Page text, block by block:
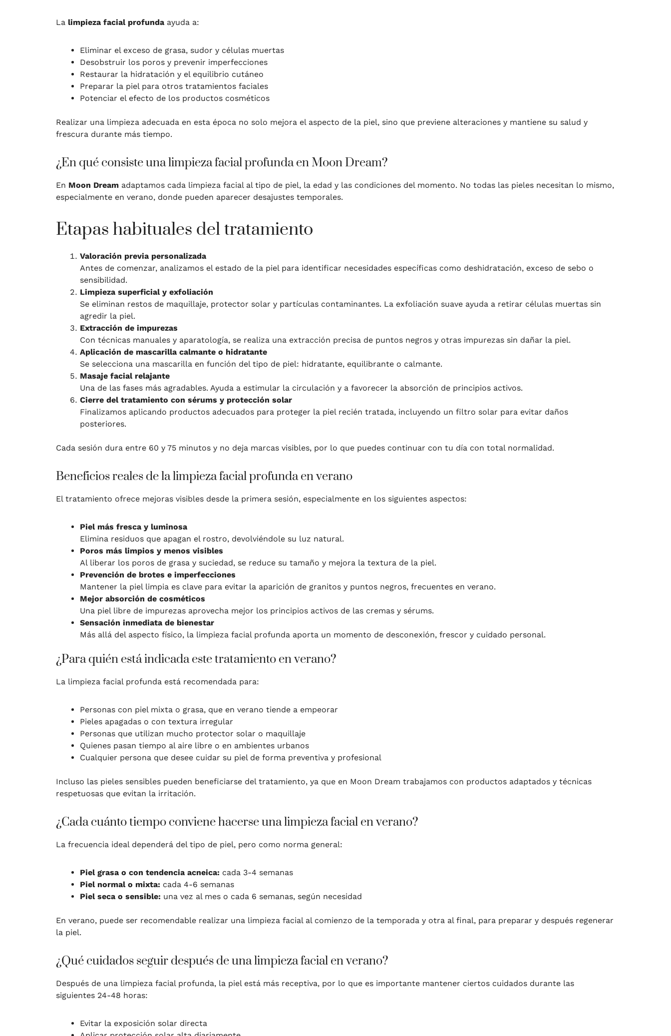
La limpieza facial profunda ayuda a:
Eliminar el exceso de grasa, sudor y células muertas
Desobstruir los poros y prevenir imperfecciones
Restaurar la hidratación y el equilibrio cutáneo
Preparar la piel para otros tratamientos faciales
Potenciar el efecto de los productos cosméticos
Realizar una limpieza adecuada en esta época no solo mejora el aspecto de la piel, sino que previene alteraciones y mantiene su salud y
frescura durante más tiempo.
¿En qué consiste una limpieza facial profunda en Moon Dream?
En Moon Dream adaptamos cada limpieza facial al tipo de piel, la edad y las condiciones del momento. No todas las pieles necesitan lo mismo,
especialmente en verano, donde pueden aparecer desajustes temporales.
Etapas habituales del tratamiento
Valoración previa personalizada
Antes de comenzar, analizamos el estado de la piel para identificar necesidades específicas como deshidratación, exceso de sebo o
sensibilidad.
Limpieza superficial y exfoliación
Se eliminan restos de maquillaje, protector solar y partículas contaminantes. La exfoliación suave ayuda a retirar células muertas sin
agredir la piel.
Extracción de impurezas
Con técnicas manuales y aparatología, se realiza una extracción precisa de puntos negros y otras impurezas sin dañar la piel.
Aplicación de mascarilla calmante o hidratante
Se selecciona una mascarilla en función del tipo de piel: hidratante, equilibrante o calmante.
Masaje facial relajante
Una de las fases más agradables. Ayuda a estimular la circulación y a favorecer la absorción de principios activos.
Cierre del tratamiento con sérums y protección solar
Finalizamos aplicando productos adecuados para proteger la piel recién tratada, incluyendo un filtro solar para evitar daños
posteriores.
Cada sesión dura entre 60 y 75 minutos y no deja marcas visibles, por lo que puedes continuar con tu día con total normalidad.
Beneficios reales de la limpieza facial profunda en verano
El tratamiento ofrece mejoras visibles desde la primera sesión, especialmente en los siguientes aspectos:
Piel más fresca y luminosa
Elimina residuos que apagan el rostro, devolviéndole su luz natural.
Poros más limpios y menos visibles
Al liberar los poros de grasa y suciedad, se reduce su tamaño y mejora la textura de la piel.
Prevención de brotes e imperfecciones
Mantener la piel limpia es clave para evitar la aparición de granitos y puntos negros, frecuentes en verano.
Mejor absorción de cosméticos
Una piel libre de impurezas aprovecha mejor los principios activos de las cremas y sérums.
Sensación inmediata de bienestar
Más allá del aspecto físico, la limpieza facial profunda aporta un momento de desconexión, frescor y cuidado personal.
¿Para quién está indicada este tratamiento en verano?
La limpieza facial profunda está recomendada para:
Personas con piel mixta o grasa, que en verano tiende a empeorar
Pieles apagadas o con textura irregular
Personas que utilizan mucho protector solar o maquillaje
Quienes pasan tiempo al aire libre o en ambientes urbanos
Cualquier persona que desee cuidar su piel de forma preventiva y profesional
Incluso las pieles sensibles pueden beneficiarse del tratamiento, ya que en Moon Dream trabajamos con productos adaptados y técnicas
respetuosas que evitan la irritación.
¿Cada cuánto tiempo conviene hacerse una limpieza facial en verano?
La frecuencia ideal dependerá del tipo de piel, pero como norma general:
Piel grasa o con tendencia acneica: cada 3-4 semanas
Piel normal o mixta: cada 4-6 semanas
Piel seca o sensible: una vez al mes o cada 6 semanas, según necesidad
En verano, puede ser recomendable realizar una limpieza facial al comienzo de la temporada y otra al final, para preparar y después regenerar
la piel.
¿Qué cuidados seguir después de una limpieza facial en verano?
Después de una limpieza facial profunda, la piel está más receptiva, por lo que es importante mantener ciertos cuidados durante las
siguientes 24-48 horas:
Evitar la exposición solar directa